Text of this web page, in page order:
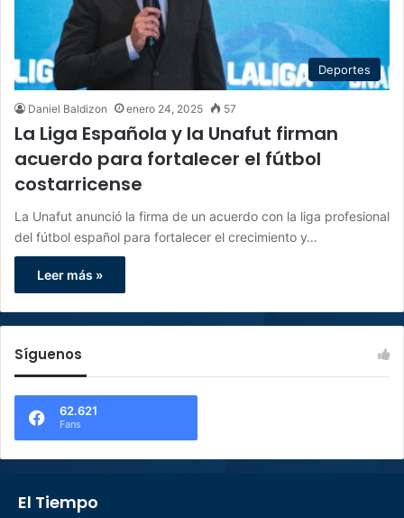
Deportes
Daniel Baldizon enero 24, 2025 57
La Liga Española y la Unafut firman
acuerdo para fortalecer el fútbol
costarricense
La Unafut anunció la firma de un acuerdo con la liga profesional
del fútbol español para fortalecer el crecimiento y…
Leer más »
Síguenos
62.621
Fans
El Tiempo